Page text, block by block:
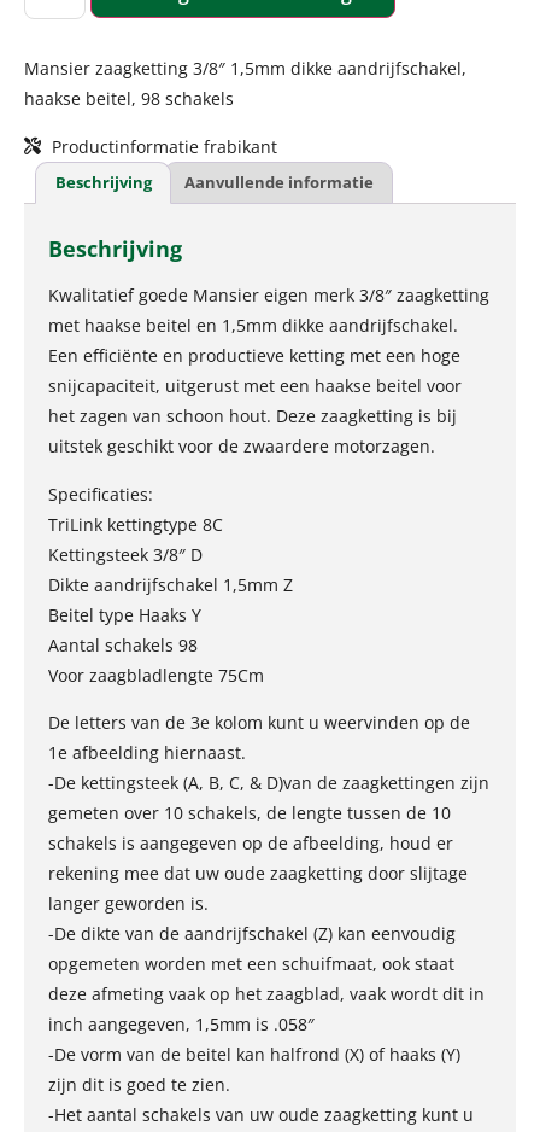
Mansier zaagketting 3/8″ 1,5mm dikke aandrijfschakel,
haakse beitel, 98 schakels
Productinformatie frabikant
Beschrijving Aanvullende informatie
Beschrijving
Kwalitatief goede Mansier eigen merk 3/8″ zaagketting
met haakse beitel en 1,5mm dikke aandrijfschakel.
Een efficiënte en productieve ketting met een hoge
snijcapaciteit, uitgerust met een haakse beitel voor
het zagen van schoon hout. Deze zaagketting is bij
uitstek geschikt voor de zwaardere motorzagen.
Specificaties:
TriLink kettingtype 8C
Kettingsteek 3/8″ D
Dikte aandrijfschakel 1,5mm Z
Beitel type Haaks Y
Aantal schakels 98
Voor zaagbladlengte 75Cm
De letters van de 3e kolom kunt u weervinden op de
1e afbeelding hiernaast.
-De kettingsteek (A, B, C, & D)van de zaagkettingen zijn
gemeten over 10 schakels, de lengte tussen de 10
schakels is aangegeven op de afbeelding, houd er
rekening mee dat uw oude zaagketting door slijtage
langer geworden is.
-De dikte van de aandrijfschakel (Z) kan eenvoudig
opgemeten worden met een schuifmaat, ook staat
deze afmeting vaak op het zaagblad, vaak wordt dit in
inch aangegeven, 1,5mm is .058″
-De vorm van de beitel kan halfrond (X) of haaks (Y)
zijn dit is goed te zien.
-Het aantal schakels van uw oude zaagketting kunt u